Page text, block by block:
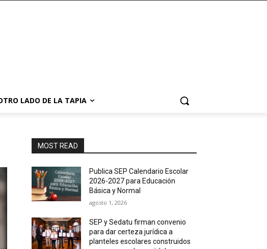
LADO DE LA TAPIA
MOST READ
Publica SEP Calendario Escolar
2026-2027 para Educación
Básica y Normal
agosto 1, 2026
SEP y Sedatu firman convenio
para dar certeza jurídica a
planteles escolares construidos